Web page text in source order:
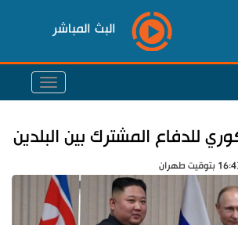
البث المباشر
للدفاع المشترك بين البلدين